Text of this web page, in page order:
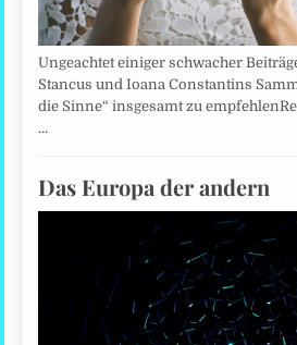
Ungeachtet einiger schwacher
Stancus und Ioana Constantins
die Sinne“ insgesamt zu
…
Das Europa der andern